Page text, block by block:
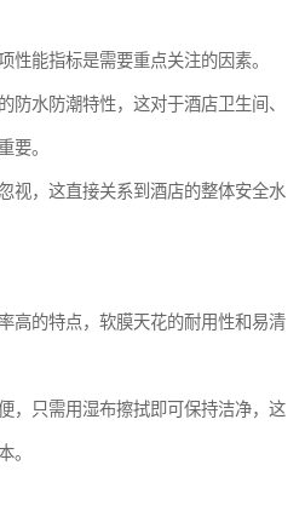
性能指标是需要重点关注的因素。
防水防潮特性，这对于酒店卫生间、
要。
视，这直接关系到酒店的整体安全水
高的特点，软膜天花的耐用性和易清
，只需用湿布擦拭即可保持洁净，这
。